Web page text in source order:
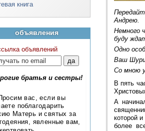
книга
объявления
объявлений
братья и сестры!
вас, если вы
поблагодарить
Матерь и святых за
явленные вам,
Андрею.
Немного
буду
Одно
Ваш
Со мною
В пять
А
которой
более